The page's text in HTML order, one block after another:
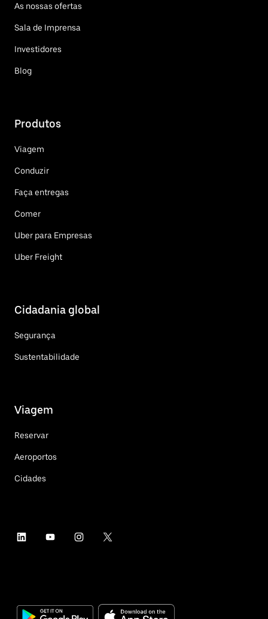
As nossas ofertas
Sala de Imprensa
Investidores
Blog
Produtos
Viagem
Conduzir
Faça entregas
Comer
Uber para Empresas
Uber Freight
Cidadania global
Segurança
Sustentabilidade
Viagem
Reservar
Aeroportos
Cidades